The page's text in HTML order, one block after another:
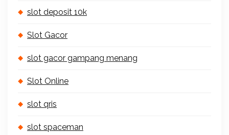
slot deposit 10k
Slot Gacor
slot gacor gampang menang
Slot Online
slot qris
slot spaceman